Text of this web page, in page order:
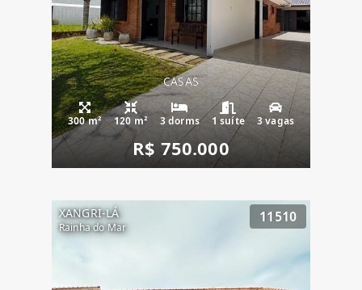
CASAS
300 m² 120 m² 3 dorms 1 suíte 3 vagas
R$ 750.000
XANGRI-LÁ
Rainha do Mar
11510